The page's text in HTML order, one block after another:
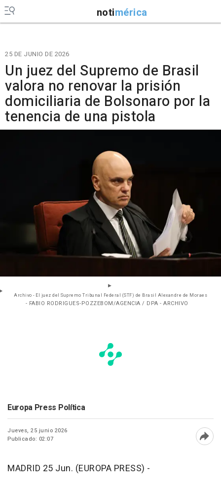
notimérica
25 DE JUNIO DE 2026
Un juez del Supremo de Brasil
valora no renovar la prisión
domiciliaria de Bolsonaro por la
tenencia de una pistola
Archivo - El juez del Supremo Tribunal Federal (STF) de Brasil Alexandre de Moraes
- FABIO RODRIGUES-POZZEBOM/AGENCIA / DPA - ARCHIVO
Europa Press Política
Jueves, 25 junio 2026
Publicado: 02:07
MADRID 25 Jun. (EUROPA PRESS) -